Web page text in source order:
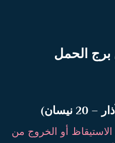
أو الخروج من